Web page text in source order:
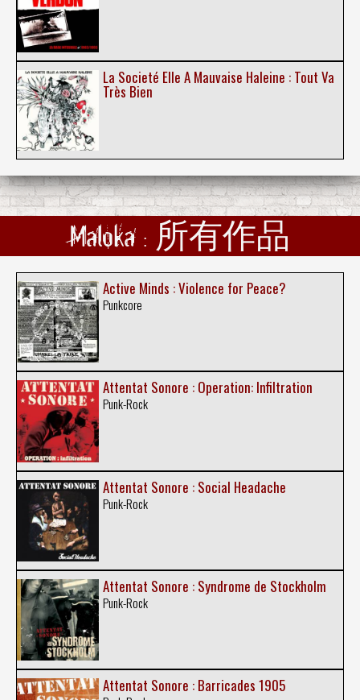
La Societé Elle A Mauvaise Haleine : Tout Va
Très Bien
Maloka : 所有作品
Active Minds : Violence for Peace?
Punkcore
Attentat Sonore : Operation: Infiltration
Punk-Rock
Attentat Sonore : Social Headache
Punk-Rock
Attentat Sonore : Syndrome de Stockholm
Punk-Rock
Attentat Sonore : Barricades 1905